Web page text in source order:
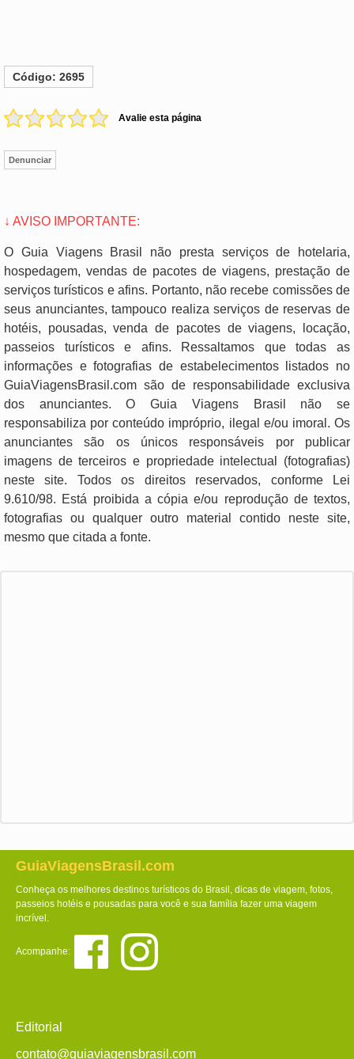
Código: 2695
Avalie esta página
Denunciar
↓ AVISO IMPORTANTE:
O Guia Viagens Brasil não presta serviços de hotelaria,
hospedagem, vendas de pacotes de viagens, prestação de
serviços turísticos e afins. Portanto, não recebe comissões de
seus anunciantes, tampouco realiza serviços de reservas de
hotéis, pousadas, venda de pacotes de viagens, locação,
passeios turísticos e afins. Ressaltamos que todas as
informações e fotografias de estabelecimentos listados no
GuiaViagensBrasil.com são de responsabilidade exclusiva
dos anunciantes. O Guia Viagens Brasil não se
responsabiliza por conteúdo impróprio, ilegal e/ou imoral. Os
anunciantes são os únicos responsáveis por publicar
imagens de terceiros e propriedade intelectual (fotografias)
neste site. Todos os direitos reservados, conforme Lei
9.610/98. Está proibida a cópia e/ou reprodução de textos,
fotografias ou qualquer outro material contido neste site,
mesmo que citada a fonte.
GuiaViagensBrasil.com
Conheça os melhores destinos turísticos do Brasil, dicas de viagem, fotos,
passeios hotéis e pousadas para você e sua família fazer uma viagem
incrível.
Acompanhe:
Editorial
contato@guiaviagensbrasil.com